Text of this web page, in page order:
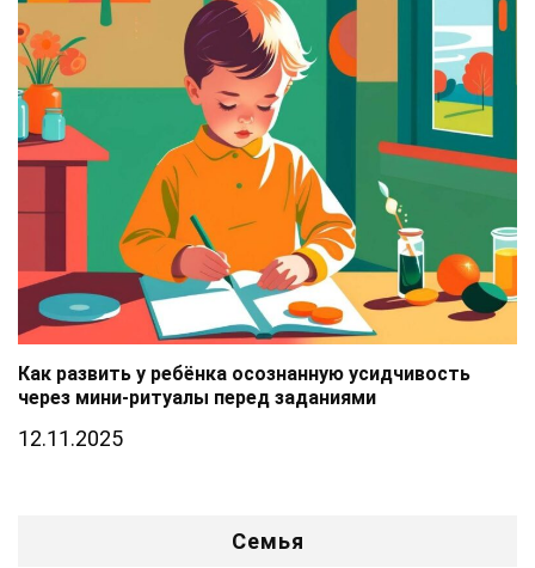
Как развить у ребёнка осознанную усидчивость
через мини-ритуалы перед заданиями
12.11.2025
Семья